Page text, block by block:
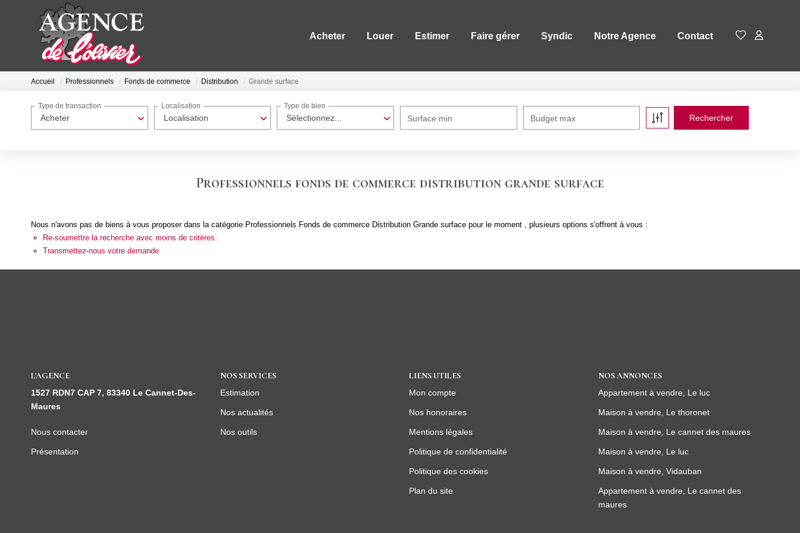
Acheter Louer Estimer Faire gérer Syndic Notre Agence Contact
Accueil Professionnels Fonds de commerce Distribution Grande surface
Acheter
Type de transaction
Localisation
Localisation
Sélectionnez...
Type de bien
Surface min Budget max
Professionnels fonds de commerce distribution grande surface
Nous n'avons pas de biens à vous proposer dans la catégorie Professionnels Fonds de commerce Distribution Grande surface pour le moment , plusieurs options s'offrent à vous :
Re-soumettre la recherche avec moins de critères.
Transmettez-nous votre demande
L'AGENCE
1527 RDN7 CAP 7, 83340 Le Cannet-Des-
Maures
Nous contacter
Présentation
NOS SERVICES
Estimation
Nos actualités
Nos outils
LIENS UTILES
Mon compte
Nos honoraires
Mentions légales
Politique de confidentialité
Politique des cookies
Plan du site
NOS ANNONCES
Appartement à vendre, Le luc
Maison à vendre, Le thoronet
Maison à vendre, Le cannet des maures
Maison à vendre, Le luc
Maison à vendre, Vidauban
Appartement à vendre, Le cannet des
maures